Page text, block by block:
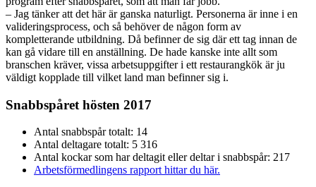
– Jag tänker att det här är ganska naturligt. Personerna är inne i en
valideringsprocess, och så behöver de någon form av
kompletterande utbildning. Då befinner de sig där ett tag innan de
kan gå vidare till en anställning. De hade kanske inte allt som
branschen kräver, vissa arbetsuppgifter i ett restaurangkök är ju
väldigt kopplade till vilket land man befinner sig i.
Snabbspåret hösten 2017
Antal snabbspår totalt: 14
Antal deltagare totalt: 5 316
Antal kockar som har deltagit eller deltar i snabbspår: 217
Arbetsförmedlingens rapport hittar du här.